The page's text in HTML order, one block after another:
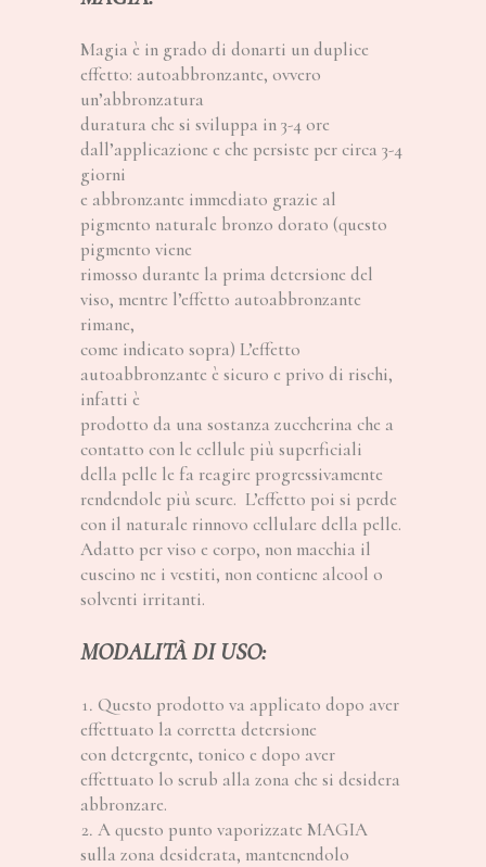
Magia è in grado di donarti un duplice
effetto: autoabbronzante, ovvero
un’abbronzatura
duratura che si sviluppa in 3-4 ore
dall’applicazione e che persiste per circa 3-4
giorni
e abbronzante immediato grazie al
pigmento naturale bronzo dorato (questo
pigmento viene
rimosso durante la prima detersione del
viso, mentre l’effetto autoabbronzante
rimane,
come indicato sopra) L’effetto
autoabbronzante è sicuro e privo di rischi,
infatti è
prodotto da una sostanza zuccherina che a
contatto con le cellule più superficiali
della pelle le fa reagire progressivamente
rendendole più scure. L’effetto poi si perde
con il naturale rinnovo cellulare della pelle.
Adatto per viso e corpo, non macchia il
cuscino ne i vestiti, non contiene alcool o
solventi irritanti.
MODALITÀ DI USO:
Questo prodotto va applicato dopo aver
effettuato la corretta detersione
con detergente, tonico e dopo aver
effettuato lo scrub alla zona che si desidera
abbronzare.
A questo punto vaporizzate MAGIA
sulla zona desiderata, mantenendolo